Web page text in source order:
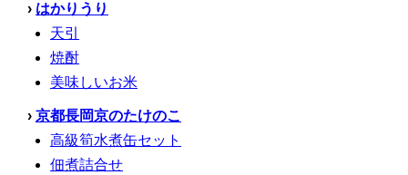
› はかりうり
天引
焼酎
美味しいお米
› 京都長岡京のたけのこ
高級筍水煮缶セット
佃煮詰合せ